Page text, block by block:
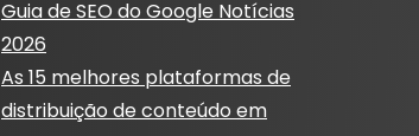
Guia de SEO do Google Notícias
2026
As 15 melhores plataformas de
distribuição de conteúdo em